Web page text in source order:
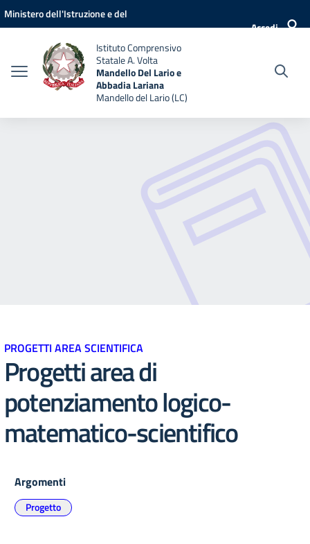
Vai ai contenuti
Vai al menu di navigazione
Vai al footer
Ministero dell'Istruzione e del
Accedi
Istituto Comprensivo
Statale A. Volta
Mandello Del Lario e
Abbadia Lariana
Mandello del Lario (LC)
PROGETTI AREA SCIENTIFICA
Progetti area di
potenziamento logico-
matematico-scientifico
Argomenti
Progetto